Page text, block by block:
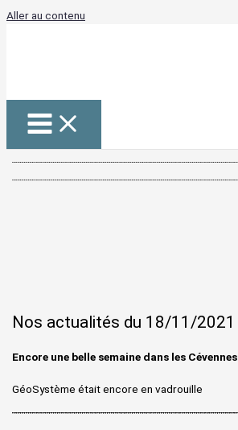
Aller au contenu
Nos actualités du 18/11/2021
Encore une belle semaine dans les Cévennes
GéoSystème était encore en vadrouille